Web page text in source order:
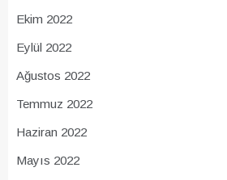
Ekim 2022
Eylül 2022
Ağustos 2022
Temmuz 2022
Haziran 2022
Mayıs 2022